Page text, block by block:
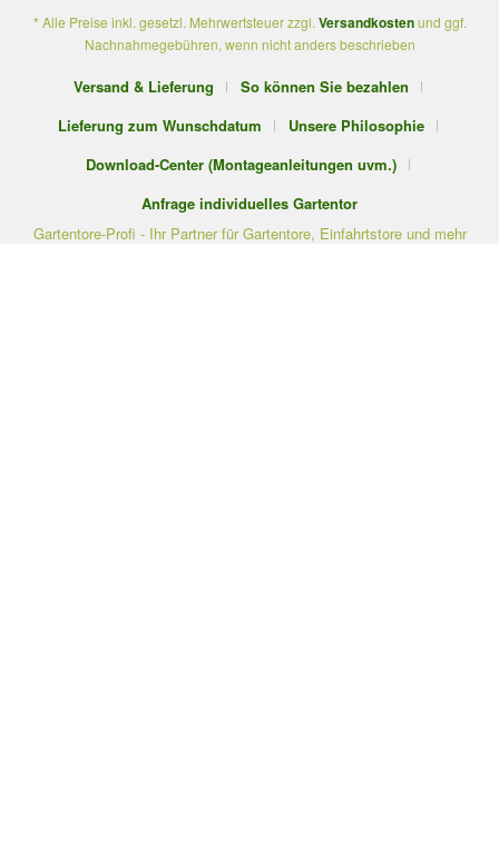
* Alle Preise inkl. gesetzl. Mehrwertsteuer zzgl. Versandkostenund ggf.
Nachnahmegebühren, wenn nicht anders beschrieben
Versand & Lieferung
So können Sie bezahlen
Lieferung zum Wunschdatum
Unsere Philosophie
Download-Center (Montageanleitungen uvm.)
Anfrage individuelles Gartentor
Gartentore-Profi - Ihr Partner für Gartentore, Einfahrtstore und mehr